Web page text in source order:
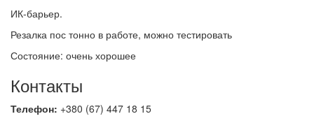
ИК-барьер.
Резалка пос тонно в работе, можно тестировать
Состояние: очень хорошее
Контакты
Телефон: +380 (67) 447 18 15